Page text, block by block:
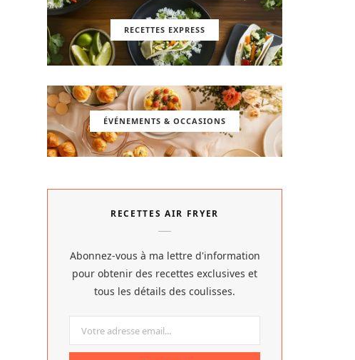
RECETTES EXPRESS
ÉVÉNEMENTS & OCCASIONS
RECETTES AIR FRYER
Abonnez-vous à ma lettre d'information
pour obtenir des recettes exclusives et
tous les détails des coulisses.